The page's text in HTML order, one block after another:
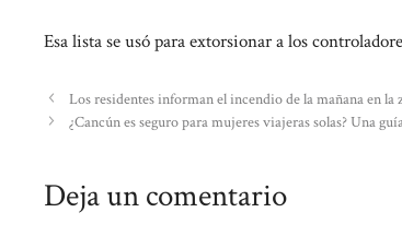
Esa lista se usó para extorsionar a los
Los residentes informan el incendio de la mañana en la
¿Cancún es seguro para mujeres viajeras solas? Una
Deja un comentario